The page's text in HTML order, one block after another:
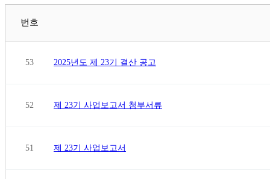
번호
53 2025년도 제 23기 결산 공고
52 제 23기 사업보고서 첨부서류
51 제 23기 사업보고서